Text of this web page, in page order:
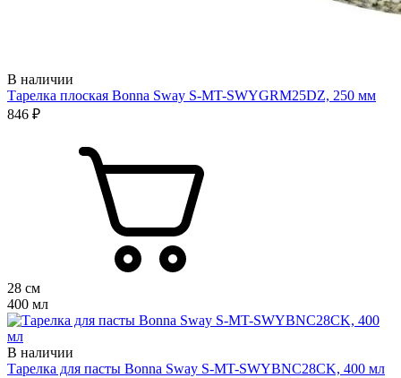
В наличии
Тарелка плоская Bonna Sway S-MT-SWYGRM25DZ, 250 мм
846 ₽
28 см
400 мл
В наличии
Тарелка для пасты Bonna Sway S-MT-SWYBNC28CK, 400 мл